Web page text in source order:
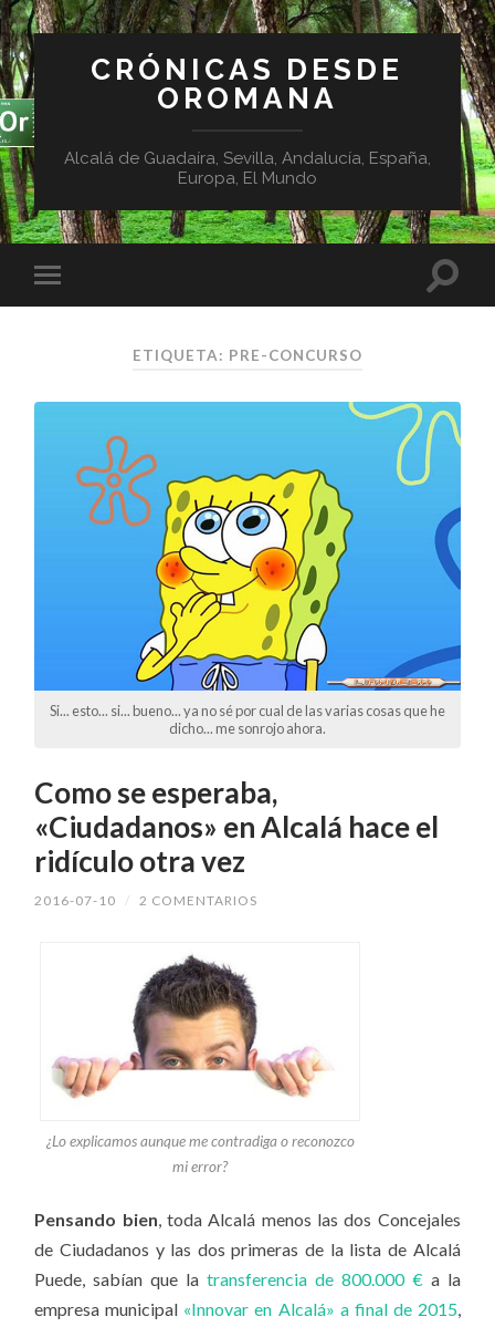
CRÓNICAS DESDE
OROMANA
Alcalá de Guadaíra, Sevilla, Andalucía, España,
Europa, El Mundo
ETIQUETA: PRE-CONCURSO
Si... esto... si... bueno... ya no sé por cual de las varias cosas que he
dicho... me sonrojo ahora.
Como se esperaba,
«Ciudadanos» en Alcalá hace el
ridículo otra vez
2016-07-10 / 2 COMENTARIOS
¿Lo explicamos aunque me contradiga o reconozco
mi error?
Pensando bien, toda Alcalá menos las dos Concejales
de Ciudadanos y las dos primeras de la lista de Alcalá
Puede, sabían que la transferencia de 800.000 €a la
empresa municipal «Innovar en Alcalá» a final de 2015,